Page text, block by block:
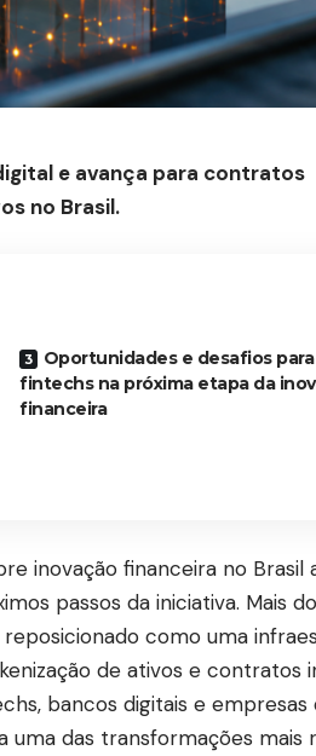
e avança para contratos
no Brasil.
Oportunidades e desafios para
fintechs na próxima etapa da
financeira
inovação financeira no Brasil
passos da iniciativa. Mais
como uma
de ativos e contratos
bancos digitais e empresas
uma das transformações mais